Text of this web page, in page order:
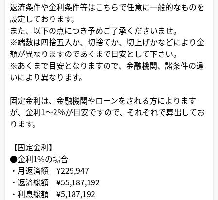
返済条件や金利条件等はこちらで任意に一般的なものを
設定しております。
また、以下の点につき予めご了承くださいませ。
※端数は四捨五入か、切捨てか、切上げかなどにより金
額が異なりますのであくまで目安として下さい。
※あくまで目安となりますので、金融機関、諸条件の違
いにより異なります。
固定金利は、金融機関やローンをされる方によります
が、金利1～2％が目安ですので、それぞれで算出してお
ります。
【固定金利】
●金利1%の場合
・月返済額 ¥229,947
・返済総額 ¥55,187,192
・利息総額 ¥5,187,192